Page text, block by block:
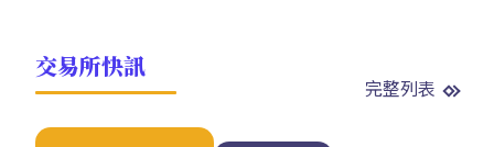
交易所快訊
完整列表